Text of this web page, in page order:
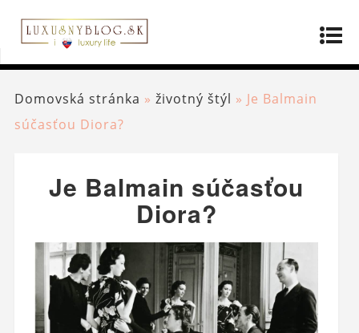
Domovská stránka » životný štýl » Je Balmain
súčasťou Diora?
Je Balmain súčasťou
Diora?